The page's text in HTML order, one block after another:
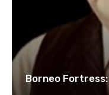
Borneo